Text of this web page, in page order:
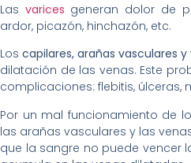
Las varices generan dolor de
ardor, picazón, hinchazón, etc.
Los capilares, arañas vasculares y
dilatación de las venas. Este
complicaciones: flebitis, úlceras,
Por un mal funcionamiento de
las arañas vasculares y las
que la sangre no puede vencer